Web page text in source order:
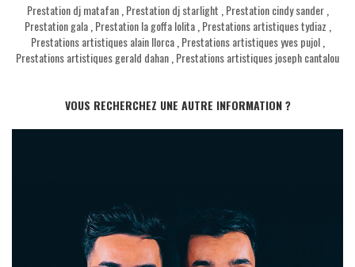
Prestation dj matafan, Prestation dj starlight Prestation cindy sander,
Prestation gala, Prestation la goffa lolita, Prestations artistiques tydiaz
Prestations artistiques alain llorca, Prestations artistiques yves pujol,
Prestations artistiques gerald dahan Prestations artistiques joseph cantalou
VOUS RECHERCHEZ UNE AUTRE INFORMATION ?